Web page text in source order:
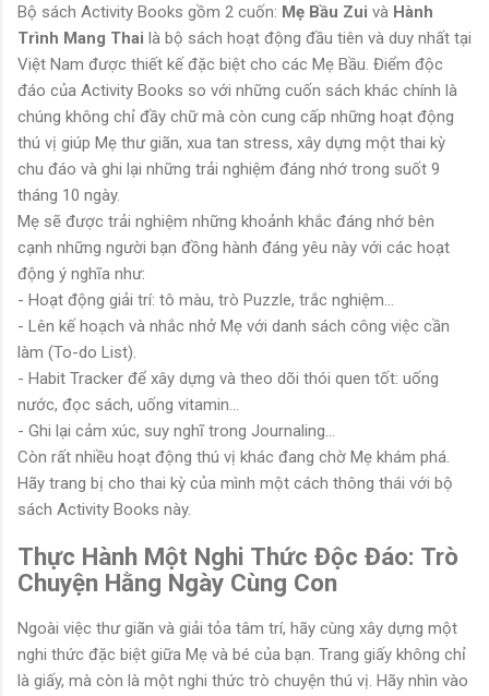
Bộ sách Activity Books gồm 2 cuốn: Mẹ Bầu Zui và Hành
Trình Mang Thai là bộ sách hoạt động đầu tiên và duy nhất tại
Việt Nam được thiết kế đặc biệt cho các Mẹ Bầu. Điểm độc
đáo của Activity Books so với những cuốn sách khác chính là
chúng không chỉ đầy chữ mà còn cung cấp những hoạt động
thú vị giúp Mẹ thư giãn, xua tan stress, xây dựng một thai kỳ
chu đáo và ghi lại những trải nghiệm đáng nhớ trong suốt 9
tháng 10 ngày.
Mẹ sẽ được trải nghiệm những khoảnh khắc đáng nhớ bên
cạnh những người bạn đồng hành đáng yêu này với các hoạt
động ý nghĩa như:
- Hoạt động giải trí: tô màu, trò Puzzle, trắc nghiệm...
- Lên kế hoạch và nhắc nhở Mẹ với danh sách công việc cần
làm (To-do List).
- Habit Tracker để xây dựng và theo dõi thói quen tốt: uống
nước, đọc sách, uống vitamin...
- Ghi lại cảm xúc, suy nghĩ trong Journaling...
Còn rất nhiều hoạt động thú vị khác đang chờ Mẹ khám phá.
Hãy trang bị cho thai kỳ của mình một cách thông thái với bộ
sách Activity Books này.
Thực Hành Một Nghi Thức Độc Đáo: Trò
Chuyện Hằng Ngày Cùng Con
Ngoài việc thư giãn và giải tỏa tâm trí, hãy cùng xây dựng một
nghi thức đặc biệt giữa Mẹ và bé của bạn. Trang giấy không chỉ
là giấy, mà còn là một nghi thức trò chuyện thú vị. Hãy nhìn vào